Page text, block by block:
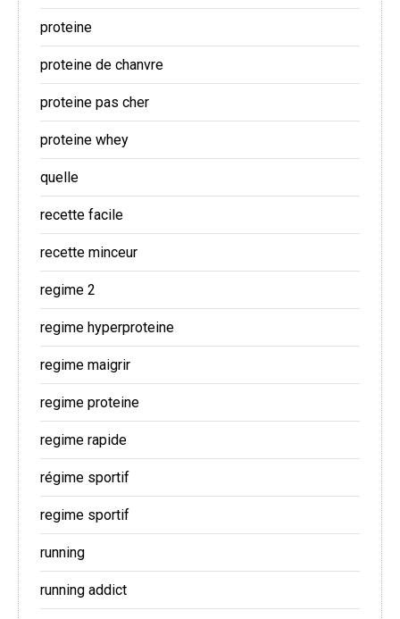
proteine
proteine de chanvre
proteine pas cher
proteine whey
quelle
recette facile
recette minceur
regime 2
regime hyperproteine
regime maigrir
regime proteine
regime rapide
régime sportif
regime sportif
running
running addict